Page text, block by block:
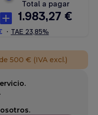
500 € (IVA excl.)